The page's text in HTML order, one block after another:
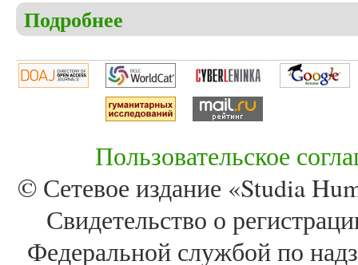
Подробнее
Пользовательское
© Сетевое издание «Studia
Свидетельство о
Федеральной службой по